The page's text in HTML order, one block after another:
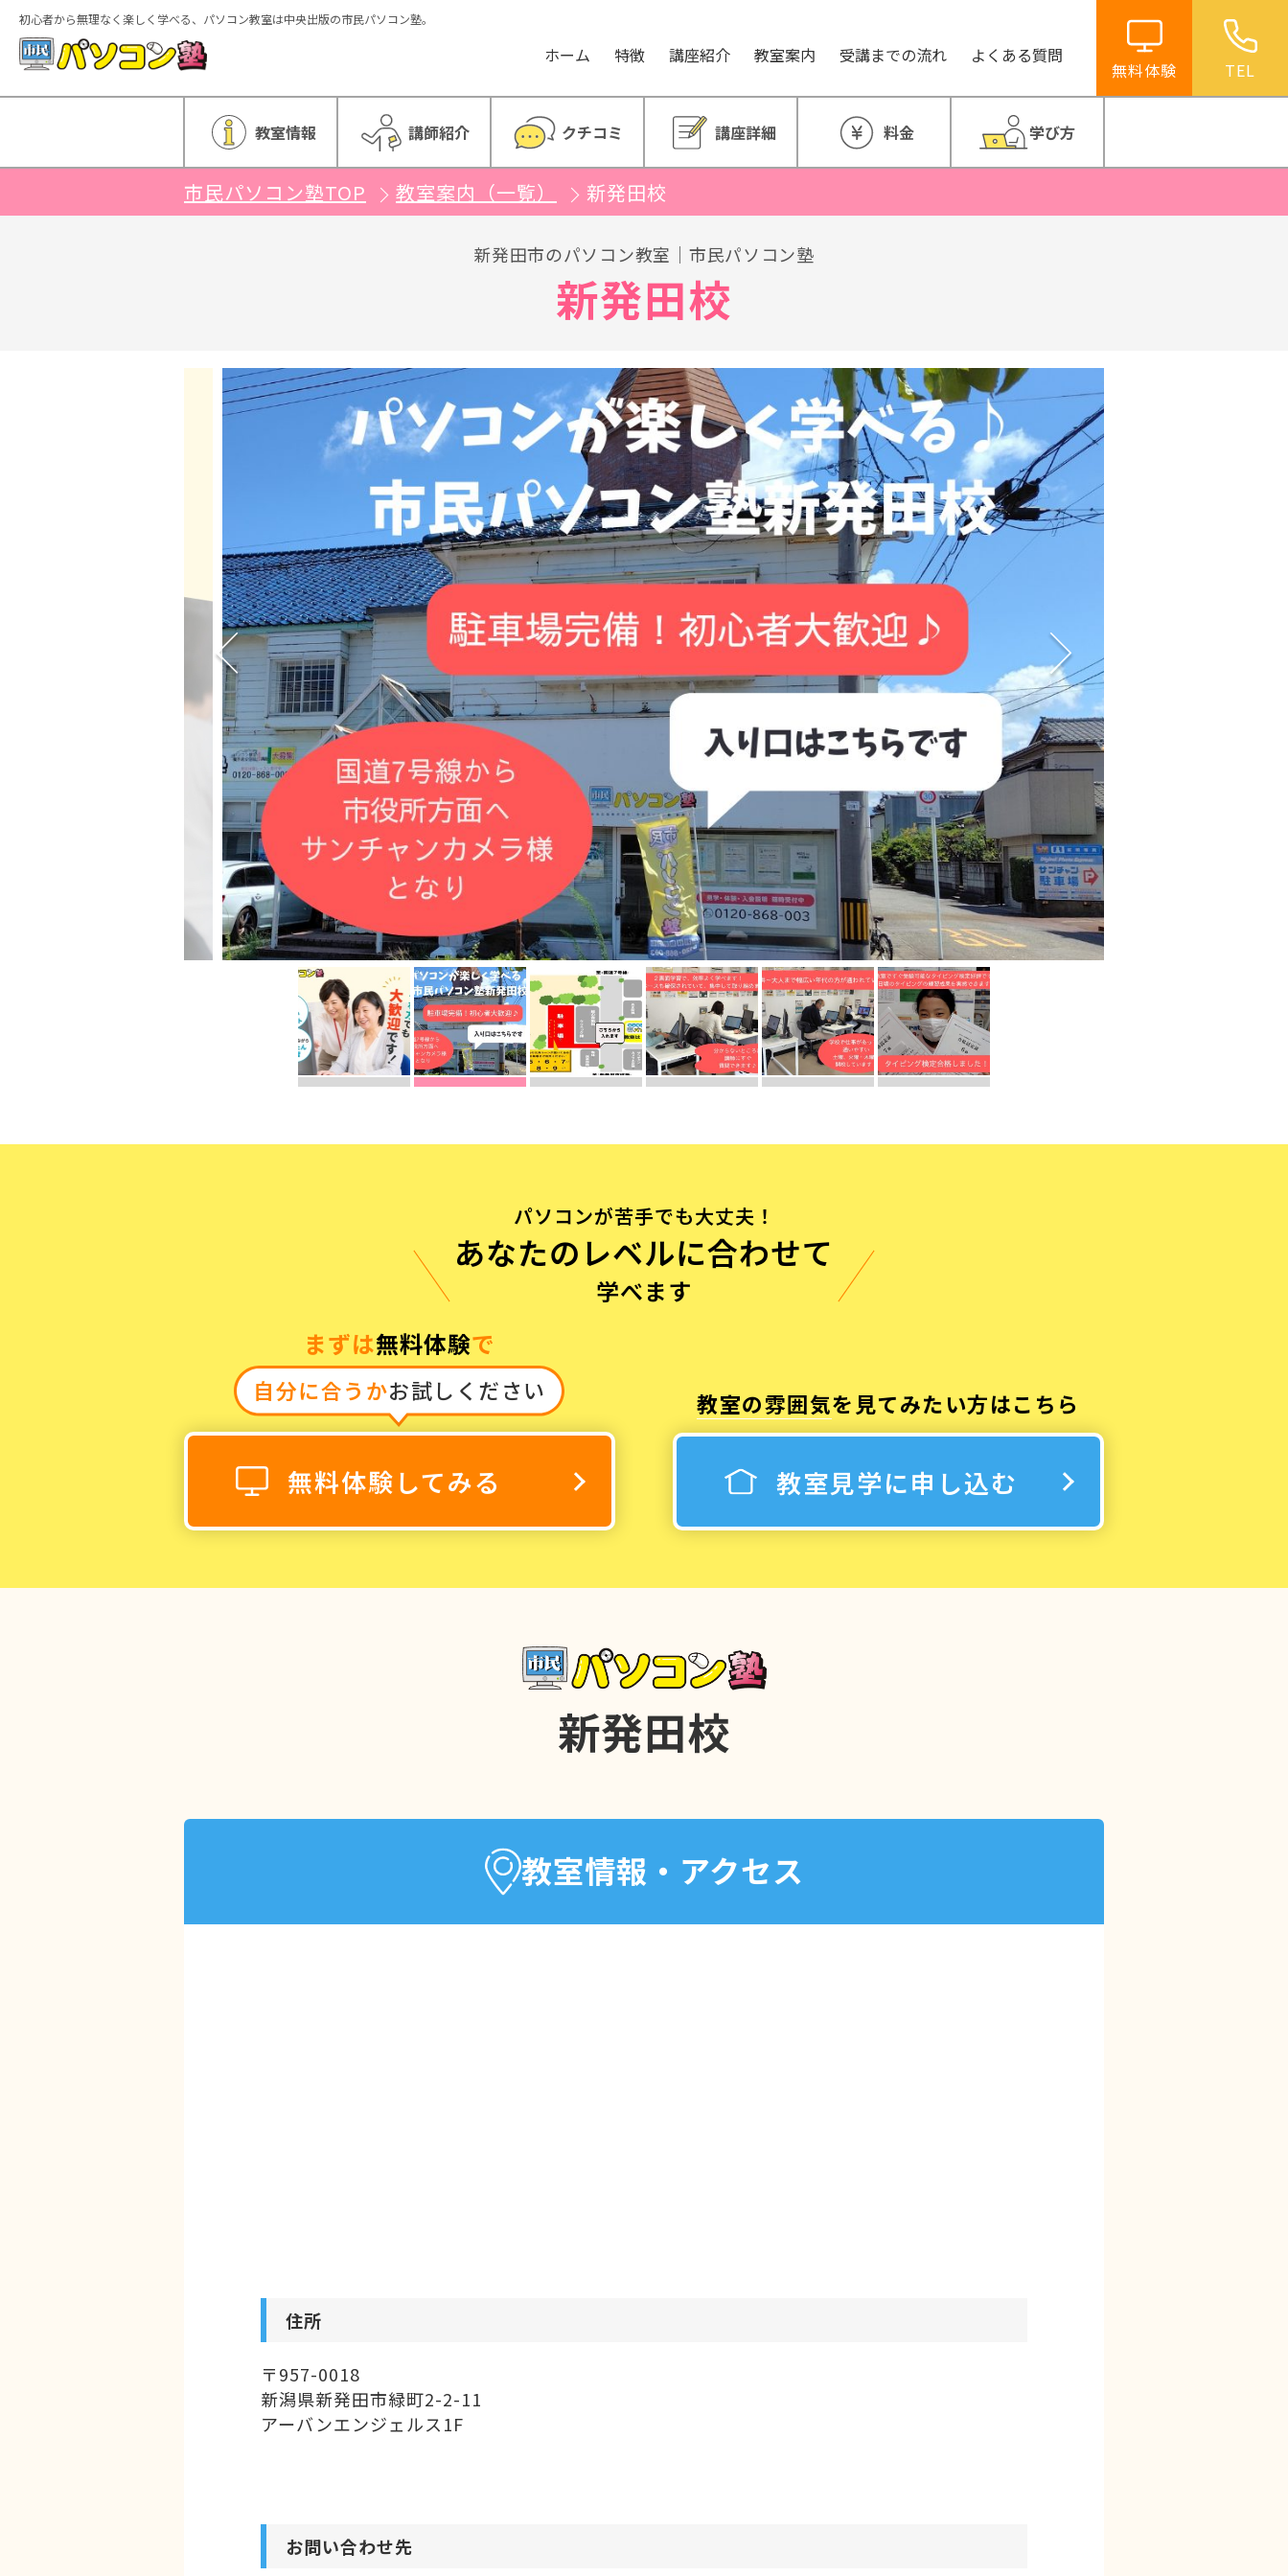
初心者から無理なく楽しく学べる、パソコン教室は中央出版の市民パソコン塾。
ホーム 特徴 講座紹介 教室案内 受講までの流れ よくある質問
無料体験 TEL
ホーム
教室案内
受講までの流れ
よくある質問
無料体験に申し込む
0120-868-003
受付時間／9:00〜18:00 土日祝休み
教室情報 講師紹介 クチコミ 講座詳細 料金 学び方
市民パソコン塾TOP 教室案内（一覧） 新発田校
新発田市のパソコン教室｜市民パソコン塾
新発田校
パソコンが苦手でも大丈夫！
あなたのレベルに合わせて
学べます
まずは無料体験で
自分に合うかお試しください
無料体験してみる
教室の雰囲気を見てみたい方はこちら
教室見学に申し込む
新発田校
教室情報・アクセス
住所
〒957-0018
新潟県新発田市緑町2-2-11
アーバンエンジェルス1F
お問い合わせ先